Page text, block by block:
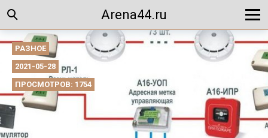
Arena44.ru
РАЗНОЕ
2021-05-28
ПРОСМОТРОВ: 1754